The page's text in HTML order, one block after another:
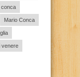
conca
Mario Conca
venere